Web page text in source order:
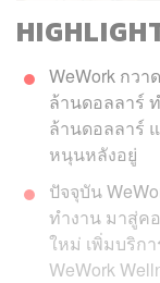
WeWork กว
ล้านดอลลาร์
ล้านดอลลาร์
หนุนหลังอยู่
ปัจจุบัน
ทำงาน มาสู่ค
ใหม่ เพิ่มบริก
WeWork